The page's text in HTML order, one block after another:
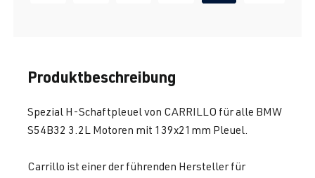
Produktbeschreibung
Spezial H-Schaftpleuel von CARRILLO für alle BMW
S54B32 3.2L Motoren mit 139x21mm Pleuel.
Carrillo ist einer der führenden Hersteller für